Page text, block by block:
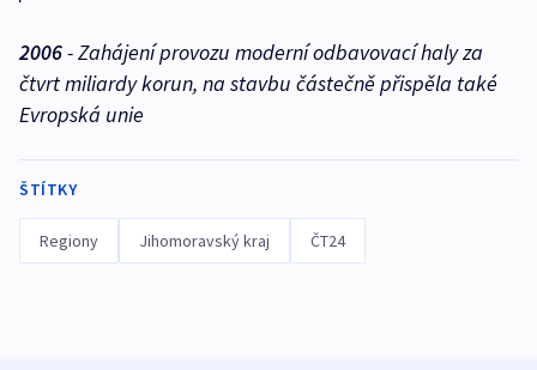
2006- Zahájení provozu moderní odbavovací haly za
čtvrt miliardy korun, na stavbu částečně přispěla také
Evropská unie
ŠTÍTKY
Regiony Jihomoravský kraj ČT24